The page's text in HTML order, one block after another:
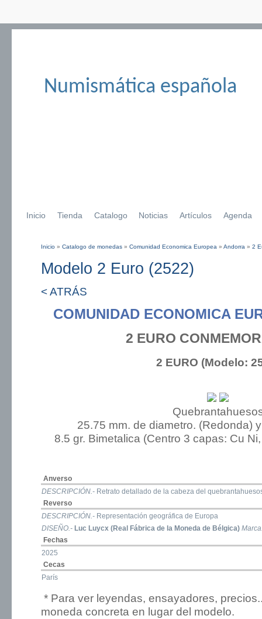
Numismática española
Inicio Tienda Catalogo Noticias Artículos Agenda
Inicio » Catalogo de monedas » Comunidad Economica Europea » Andorra » 2
Modelo 2 Euro (2522)
< ATRÁS
COMUNIDAD ECONOMICA
2 EURO
2 EURO (Modelo:
25.75 mm. de diametro. (Redonda)
8.5 gr. Bimetalica (Centro 3 capas: Cu
Anverso
DESCRIPCIÓN.- Retrato detallado de la cabeza del
Reverso
DESCRIPCIÓN.- Representación geográfica de Europa
DISEÑO.- Luc Luycx (Real Fábrica de la Moneda de Bélgica)
Fechas
2025
Cecas
París
* Para ver leyendas, ensayadores,
moneda concreta en lugar del modelo.